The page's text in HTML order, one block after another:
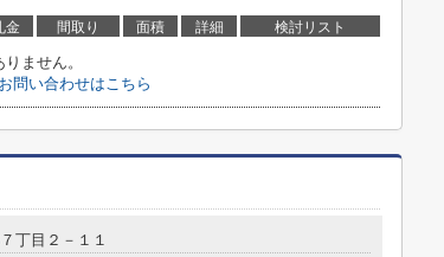
金 間取り 面積 詳細 検討リスト
ません。
問い合わせはこちら
７丁目２－１１